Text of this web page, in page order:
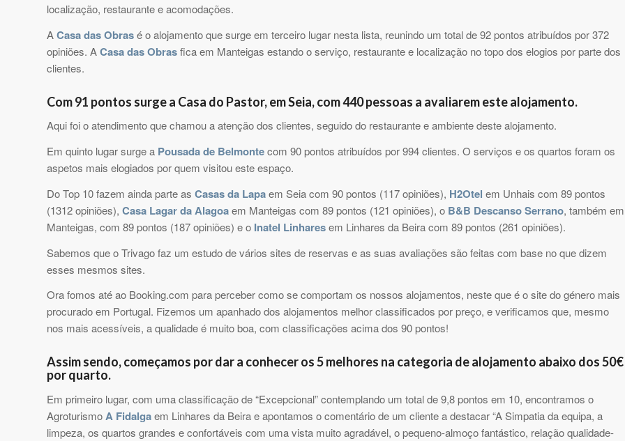
localização, restaurante e acomodações.
ACasa das Obrasé o alojamento que surge em terceiro lugar nesta lista, reunindo um total de 92 pontos atribuídos por 372
opiniões. ACasa das Obrasfica em Manteigas estando o serviço, restaurante e localização no topo dos elogios por parte dos
clientes.
Com 91 pontos surge a Casa do Pastor, em Seia, com 440 pessoas a avaliarem este alojamento.
Aqui foi o atendimento que chamou a atenção dos clientes, seguido do restaurante e ambiente deste alojamento.
Em quinto lugar surge a Pousada de Belmontecom 90 pontos atribuídos por 994 clientes. O serviços e os quartos foram os
aspetos mais elogiados por quem visitou este espaço.
Do Top 10 fazem ainda parte as Casas da Lapaem Seia com 90 pontos (117 opiniões), H2Otel em Unhais com 89 pontos
(1312 opiniões), Casa Lagar da Alagoaem Manteigas com 89 pontos (121 opiniões), o B&B Descanso Serrano, também em
Manteigas, com 89 pontos (187 opiniões) e o Inatel Linharesem Linhares da Beira com 89 pontos (261 opiniões).
Sabemos que o Trivago faz um estudo de vários sites de reservas e as suas avaliações são feitas com base no que dizem
esses mesmos sites.
Ora fomos até ao Booking.com para perceber como se comportam os nossos alojamentos, neste que é o site do género mais
procurado em Portugal. Fizemos um apanhado dos alojamentos melhor classificados por preço, e verificamos que, mesmo
nos mais acessíveis, a qualidade é muito boa, com classificações acima dos 90 pontos!
Assim sendo, começamos por dar a conhecer os 5 melhores na categoria de alojamento abaixo dos 50€
por quarto.
Em primeiro lugar, com uma classificação de “Excepcional” contemplando um total de 9,8 pontos em 10, encontramos o
AgroturismoA Fidalgaem Linhares da Beira e apontamos o comentário de um cliente a destacar “A Simpatia da equipa, a
limpeza, os quartos grandes e confortáveis com uma vista muito agradável, o pequeno-almoço fantástico, relação qualidade-